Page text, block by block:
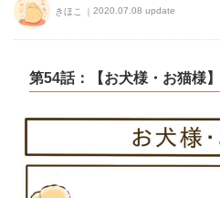
きほこ 2020.07.08 update
第54話：【お犬様・お猫様】